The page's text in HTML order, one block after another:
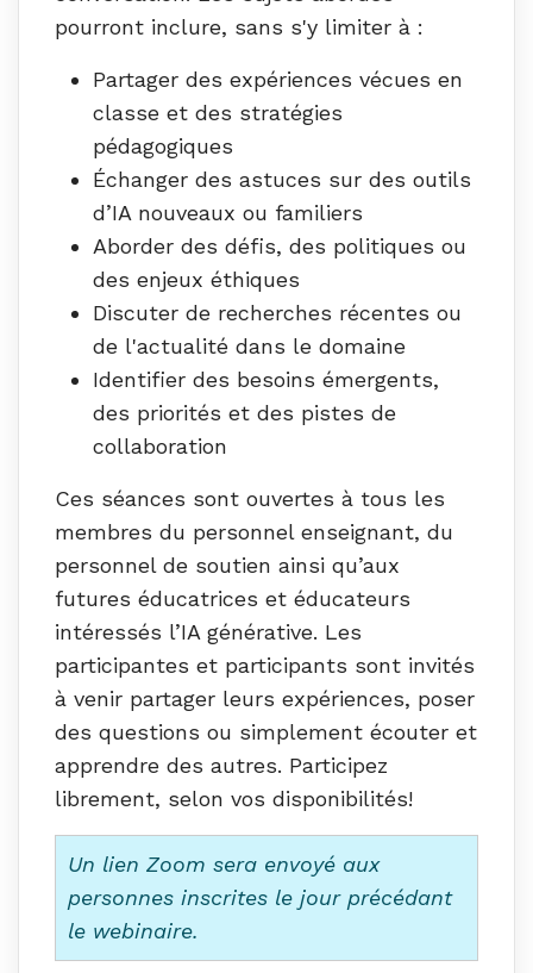
pourront inclure, sans s'y limiter à :
Partager des expériences vécues en
classe et des stratégies
pédagogiques
Échanger des astuces sur des outils
d’IA nouveaux ou familiers
Aborder des défis, des politiques ou
des enjeux éthiques
Discuter de recherches récentes ou
de l'actualité dans le domaine
Identifier des besoins émergents,
des priorités et des pistes de
collaboration
Ces séances sont ouvertes à tous les
membres du personnel enseignant, du
personnel de soutien ainsi qu’aux
futures éducatrices et éducateurs
intéressés l’IA générative. Les
participantes et participants sont invités
à venir partager leurs expériences, poser
des questions ou simplement écouter et
apprendre des autres. Participez
librement, selon vos disponibilités!
Un lien Zoom sera envoyé aux
personnes inscrites le jour précédant
le webinaire.